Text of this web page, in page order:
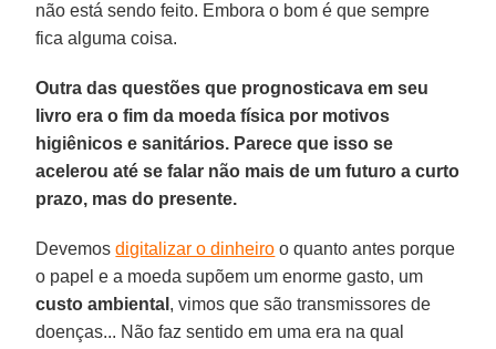
não está sendo feito. Embora o bom é que sempre
fica alguma coisa.
Outra das questões que prognosticava em seu
livro era o fim da moeda física por motivos
higiênicos e sanitários. Parece que isso se
acelerou até se falar não mais de um futuro a curto
prazo, mas do presente.
Devemosdigitalizar o dinheiro o quanto antes porque
o papel e a moeda supõem um enorme gasto, um
custo ambiental , vimos que são transmissores de
doenças... Não faz sentido em uma era na qual